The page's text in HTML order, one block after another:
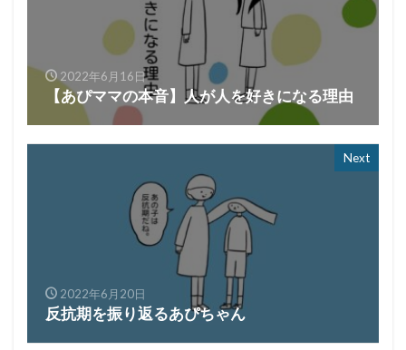
2022年6月16日
【あぴママの本音】人が人を好きになる理由
Next
2022年6月20日
反抗期を振り返るあぴちゃん